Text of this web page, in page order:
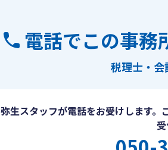
電話でこの事務
税理士・
弥生スタッフが電話をお受けします。